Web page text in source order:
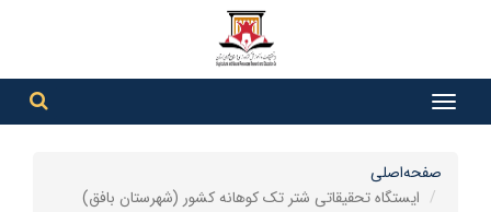
صفحه‌اصلی
ایستگاه تحقیقاتی شتر تک کوهانه کشور (شهرستان بافق)